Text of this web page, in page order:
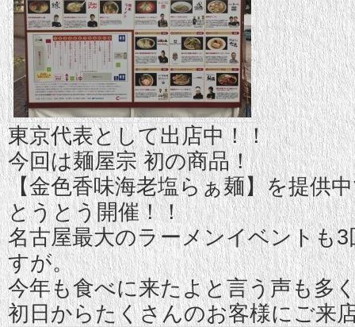
東京代表として出店中！！
今回は麺屋宗 初の商品！
【金色香味海老塩らぁ麺】を提供
とうとう開催！！
名古屋最大のラーメンイベントも
すが。
今年も食べに来たよと言う声も多
初日からたくさんのお客様にご来